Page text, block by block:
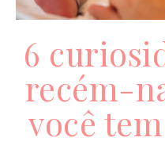
6
recém-
você